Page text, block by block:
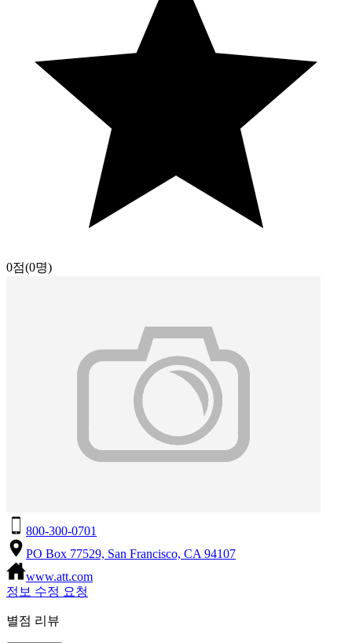
0점(0명)
800-300-0701
PO Box 77529, San Francisco, CA 94107
www.att.com
정보 수정 요청
별점 리뷰